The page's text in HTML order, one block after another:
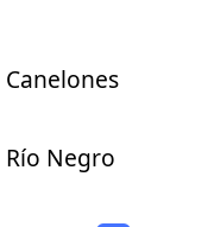
Negro